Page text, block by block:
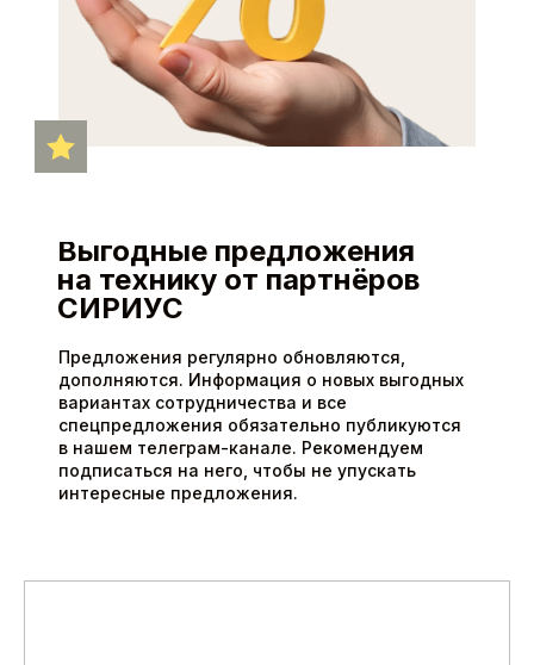
Выгодные предложения
на технику от партнёров
СИРИУС
Предложения регулярно обновляются,
дополняются. Информация о новых выгодных
вариантах сотрудничества и все
спецпредложения обязательно публикуются
в нашем телеграм-канале. Рекомендуем
подписаться на него, чтобы не упускать
интересные предложения.
ОТПРАВИТЬ